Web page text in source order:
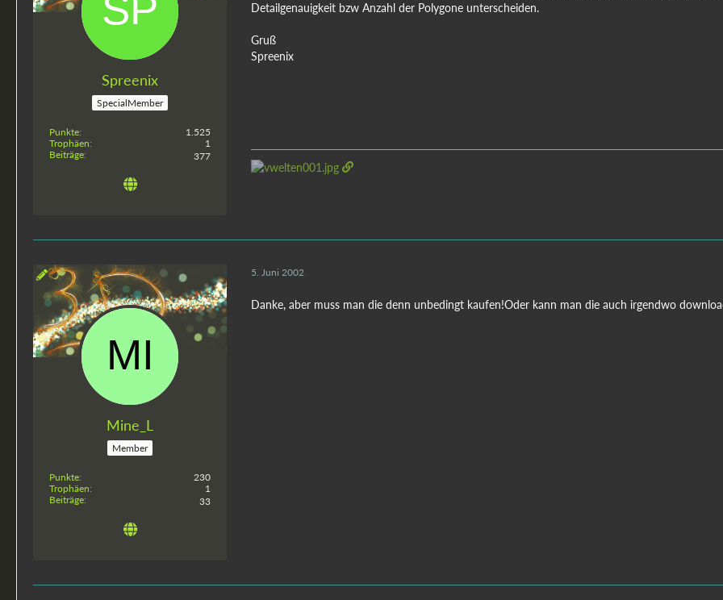
Spreenix
SpecialMember
Punkte
1.525
Trophäen
1
Beiträge
377
Detailgenauigkeit bzw Anzahl der Polygone unterscheiden.
Gruß
Spreenix
Mine_L
Member
Punkte
230
Trophäen
1
Beiträge
33
5. Juni 2002
Danke, aber muss man die denn unbedingt kaufen!Oder kann man die auch irgendwo